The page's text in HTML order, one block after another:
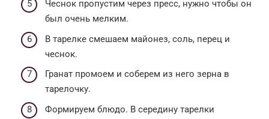
Чеснок пропустим через пресс, нужно чтобы он
был очень мелким.
В тарелке смешаем майонез, соль, перец и
чеснок.
Гранат промоем и соберем из него зерна в
тарелочку.
Формируем блюдо. В середину тарелки